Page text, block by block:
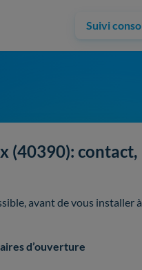
Suivi conso
(40390): contact,
avant de vous installer à
d’ouverture